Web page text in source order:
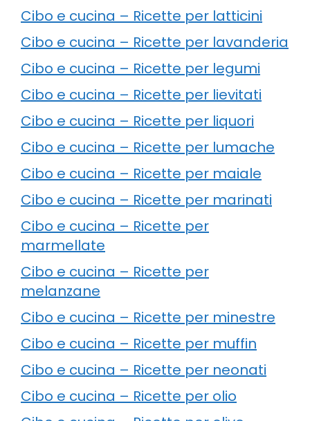
Cibo e cucina – Ricette per latticini
Cibo e cucina – Ricette per lavanderia
Cibo e cucina – Ricette per legumi
Cibo e cucina – Ricette per lievitati
Cibo e cucina – Ricette per liquori
Cibo e cucina – Ricette per lumache
Cibo e cucina – Ricette per maiale
Cibo e cucina – Ricette per marinati
Cibo e cucina – Ricette per
marmellate
Cibo e cucina – Ricette per
melanzane
Cibo e cucina – Ricette per minestre
Cibo e cucina – Ricette per muffin
Cibo e cucina – Ricette per neonati
Cibo e cucina – Ricette per olio